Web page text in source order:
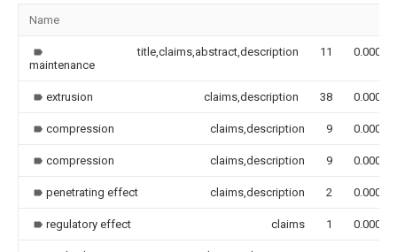
Name
maintenance
title,claims,abstract,description 11 0.000
extrusion claims,description 38 0.000
compression claims,description 9 0.000
compression claims,description 9 0.000
penetrating effect claims,description 2 0.000
regulatory effect claims 1 0.000